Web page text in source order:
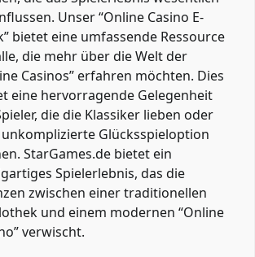
Unser “Online Casino E-
bietet eine umfassende Ressource
die mehr über die Welt der
Casinos” erfahren möchten. Dies
eine hervorragende Gelegenheit
die die Klassiker lieben oder
Glücksspieloption
StarGames.de bietet ein
Spielerlebnis, das die
zwischen einer traditionellen
und einem modernen “Online
verwischt.